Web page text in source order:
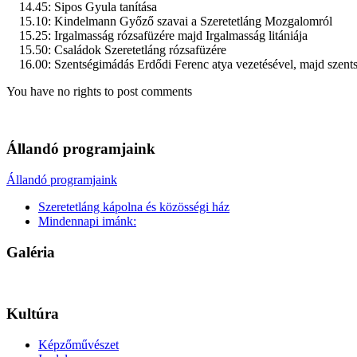
14.45: Sipos Gyula tanítása
15.10: Kindelmann Győző szavai a Szeretetláng Mozgalomról
15.25: Irgalmasság rózsafüzére majd Irgalmasság litániája
15.50: Családok Szeretetláng rózsafüzére
16.00: Szentségimádás Erdődi Ferenc atya vezetésével, majd
You have no rights to post comments
Állandó programjaink
Állandó programjaink
Szeretetláng kápolna és közösségi ház
Mindennapi imánk:
Galéria
Kultúra
Képzőművészet